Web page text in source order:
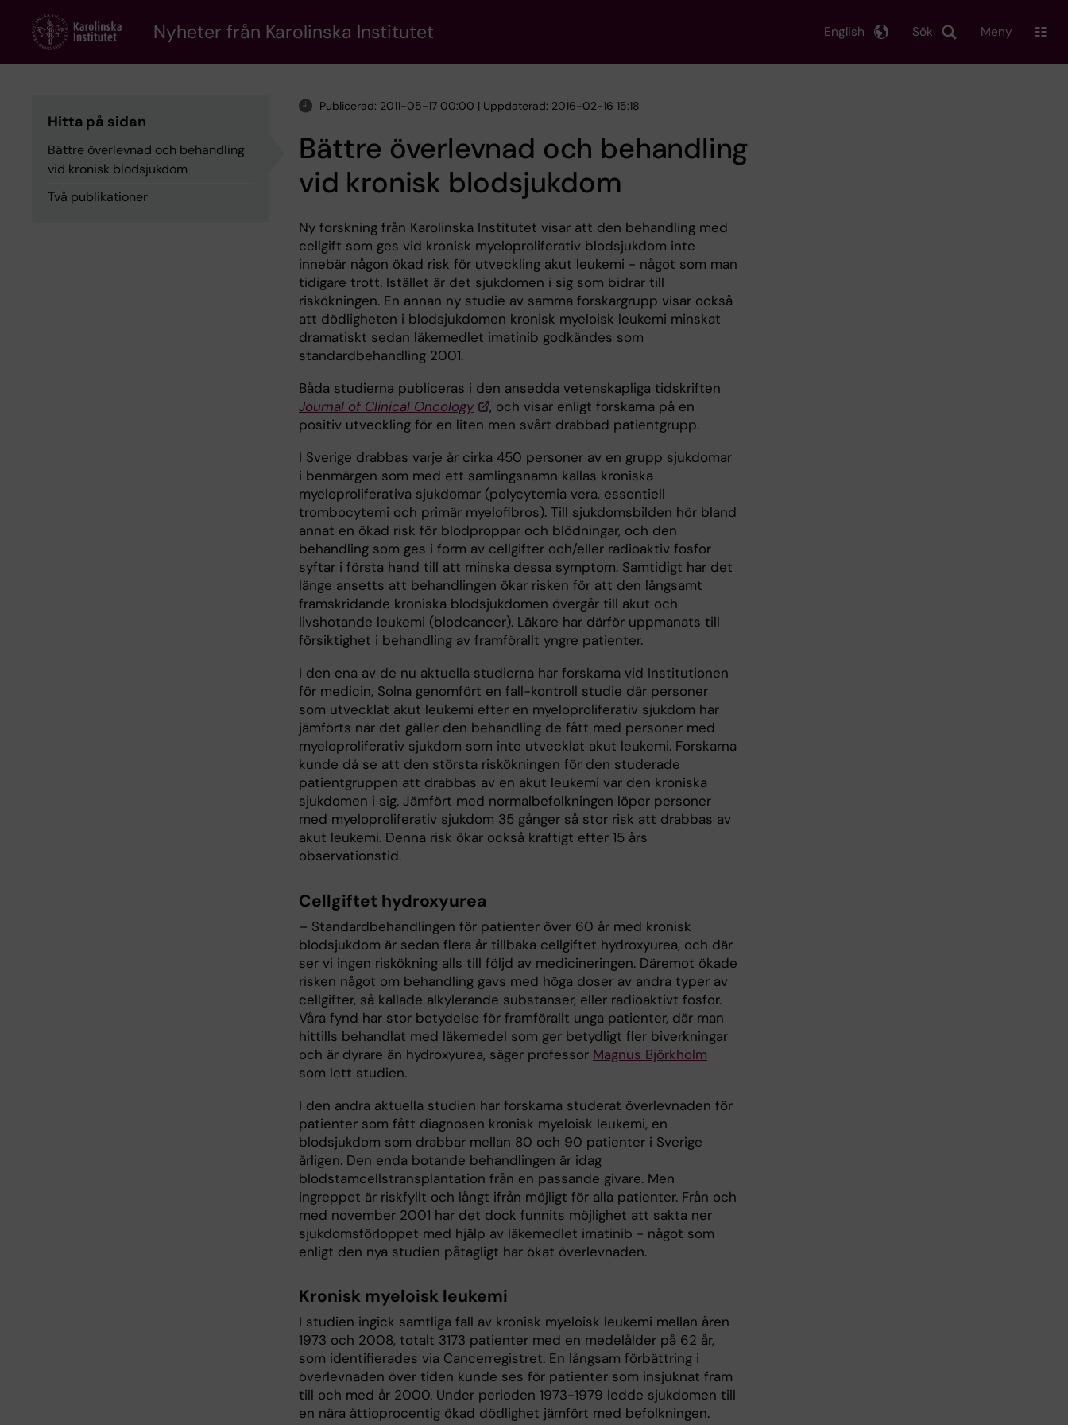
content
Nyheter från Karolinska Institutet Sök
English Meny
Hitta på sidan
Bättre överlevnad och behandling
vid kronisk blodsjukdom
Två publikationer
Publicerad: 2011-05-17 00:00 | Uppdaterad: 2016-02-16 15:18
Bättre överlevnad och behandling
vid kronisk blodsjukdom
Ny forskning från Karolinska Institutet visar att den behandling med
cellgift som ges vid kronisk myeloproliferativ blodsjukdom inte
innebär någon ökad risk för utveckling akut leukemi - något som man
tidigare trott. Istället är det sjukdomen i sig som bidrar till
riskökningen. En annan ny studie av samma forskargrupp visar också
att dödligheten i blodsjukdomen kronisk myeloisk leukemi minskat
dramatiskt sedan läkemedlet imatinib godkändes som
standardbehandling 2001.
Båda studierna publiceras i den ansedda vetenskapliga tidskriften
Journal of Clinical Oncology
, och visar enligt forskarna på en
positiv utveckling för en liten men svårt drabbad patientgrupp.
I Sverige drabbas varje år cirka 450 personer av en grupp sjukdomar
i benmärgen som med ett samlingsnamn kallas kroniska
myeloproliferativa sjukdomar (polycytemia vera, essentiell
trombocytemi och primär myelofibros). Till sjukdomsbilden hör bland
annat en ökad risk för blodproppar och blödningar, och den
behandling som ges i form av cellgifter och/eller radioaktiv fosfor
syftar i första hand till att minska dessa symptom. Samtidigt har det
länge ansetts att behandlingen ökar risken för att den långsamt
framskridande kroniska blodsjukdomen övergår till akut och
livshotande leukemi (blodcancer). Läkare har därför uppmanats till
försiktighet i behandling av framförallt yngre patienter.
I den ena av de nu aktuella studierna har forskarna vid Institutionen
för medicin, Solna genomfört en fall-kontroll studie där personer
som utvecklat akut leukemi efter en myeloproliferativ sjukdom har
jämförts när det gäller den behandling de fått med personer med
myeloproliferativ sjukdom som inte utvecklat akut leukemi. Forskarna
kunde då se att den största riskökningen för den studerade
patientgruppen att drabbas av en akut leukemi var den kroniska
sjukdomen i sig. Jämfört med normalbefolkningen löper personer
med myeloproliferativ sjukdom 35 gånger så stor risk att drabbas av
akut leukemi. Denna risk ökar också kraftigt efter 15 års
observationstid.
Cellgiftet hydroxyurea
– Standardbehandlingen för patienter över 60 år med kronisk
blodsjukdom är sedan flera år tillbaka cellgiftet hydroxyurea, och där
ser vi ingen riskökning alls till följd av medicineringen. Däremot ökade
risken något om behandling gavs med höga doser av andra typer av
cellgifter, så kallade alkylerande substanser, eller radioaktivt fosfor.
Våra fynd har stor betydelse för framförallt unga patienter, där man
hittills behandlat med läkemedel som ger betydligt fler biverkningar
och är dyrare än hydroxyurea, säger professor Magnus Björkholm
som lett studien.
I den andra aktuella studien har forskarna studerat överlevnaden för
patienter som fått diagnosen kronisk myeloisk leukemi, en
blodsjukdom som drabbar mellan 80 och 90 patienter i Sverige
årligen. Den enda botande behandlingen är idag
blodstamcellstransplantation från en passande givare. Men
ingreppet är riskfyllt och långt ifrån möjligt för alla patienter. Från och
med november 2001 har det dock funnits möjlighet att sakta ner
sjukdomsförloppet med hjälp av läkemedlet imatinib - något som
enligt den nya studien påtagligt har ökat överlevnaden.
Kronisk myeloisk leukemi
I studien ingick samtliga fall av kronisk myeloisk leukemi mellan åren
1973 och 2008, totalt 3173 patienter med en medelålder på 62 år,
som identifierades via Cancerregistret. En långsam förbättring i
överlevnaden över tiden kunde ses för patienter som insjuknat fram
till och med år 2000. Under perioden 1973-1979 ledde sjukdomen till
en nära åttioprocentig ökad dödlighet jämfört med befolkningen.